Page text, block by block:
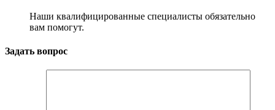
Наши квалифицированные специалисты обязательно
вам помогут.
Задать вопрос